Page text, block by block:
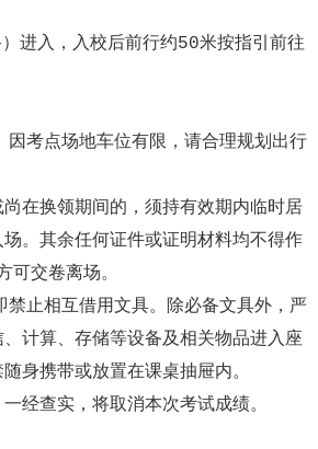
进入，入校后前行约50米按指引前往
考点场地车位有限，请合理规划出行
在换领期间的，须持有效期内临时居
。其余任何证件或证明材料均不得作
交卷离场。
止相互借用文具。除必备文具外，严
计算、存储等设备及相关物品进入座
身携带或放置在课桌抽屉内。
经查实，将取消本次考试成绩。